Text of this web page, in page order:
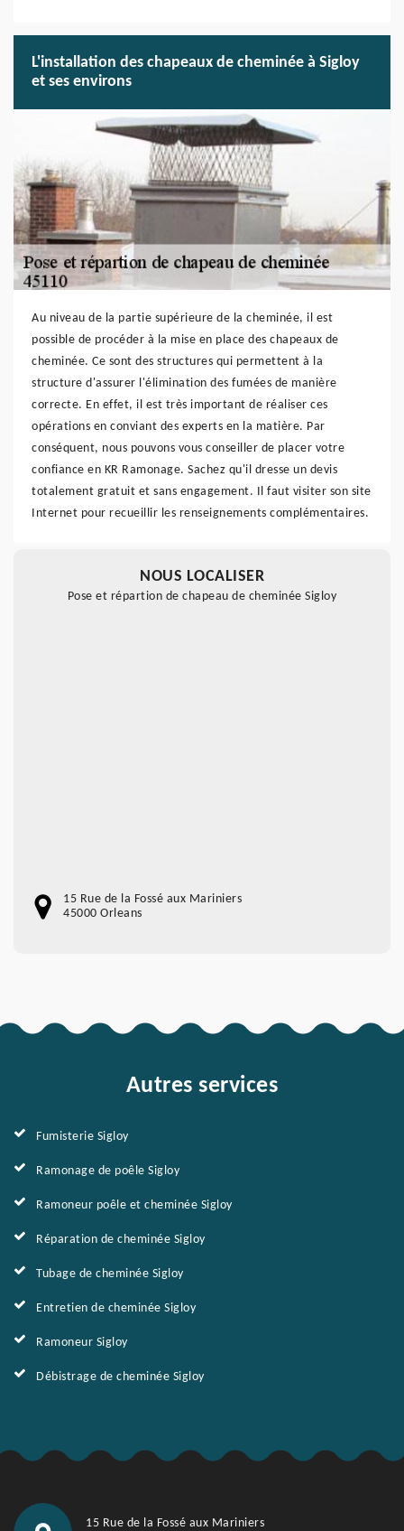
L'installation des chapeaux de cheminée à Sigloy
et ses environs
Au niveau de la partie supérieure de la cheminée, il est
possible de procéder à la mise en place des chapeaux de
cheminée. Ce sont des structures qui permettent à la
structure d'assurer l'élimination des fumées de manière
correcte. En effet, il est très important de réaliser ces
opérations en conviant des experts en la matière. Par
conséquent, nous pouvons vous conseiller de placer votre
confiance en KR Ramonage. Sachez qu'il dresse un devis
totalement gratuit et sans engagement. Il faut visiter son site
Internet pour recueillir les renseignements complémentaires.
NOUS LOCALISER
Pose et répartion de chapeau de cheminée Sigloy
15 Rue de la Fossé aux Mariniers
45000 Orleans
Autres services
Fumisterie Sigloy
Ramonage de poêle Sigloy
Ramoneur poêle et cheminée Sigloy
Réparation de cheminée Sigloy
Tubage de cheminée Sigloy
Entretien de cheminée Sigloy
Ramoneur Sigloy
Débistrage de cheminée Sigloy
15 Rue de la Fossé aux Mariniers